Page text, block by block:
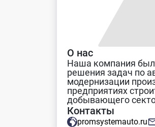
О нас
Наша компания
решения задач по
модернизации
предприятиях
добывающего
Контакты
promsystemauto.ru